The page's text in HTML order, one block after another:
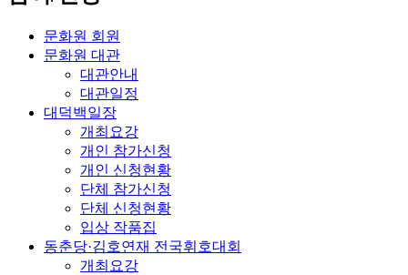
문화원 회원
문화원 대관
대관안내
대관일정
대덕백일장
개최요강
개인 참가신청
개인 신청현황
단체 참가신청
단체 신청현황
입상 작품집
동춘당·김호연재 전국휘호대회
개최요강